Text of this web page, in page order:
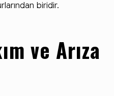
biridir.
ve Arıza